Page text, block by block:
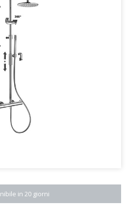
in 20 giorni